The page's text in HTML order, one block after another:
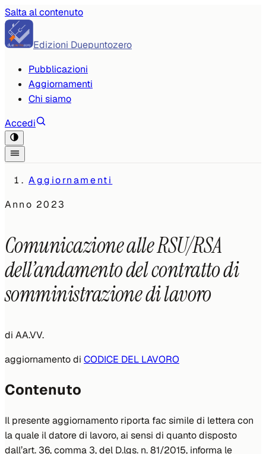
Salta al contenuto
Edizioni Duepuntozero
Pubblicazioni
Aggiornamenti
Chi siamo
Accedi
Aggiornamenti
Anno2023
Comunicazione alle RSU/RSA
dell’andamento del contratto di
somministrazione di lavoro
di AA.VV.
aggiornamento di CODICE DEL LAVORO
Contenuto
Il presente aggiornamento riporta fac simile di lettera con
la quale il datore di lavoro, ai sensi di quanto disposto
dall’art. 36, comma 3, del D.lgs. n. 81/2015, informa le